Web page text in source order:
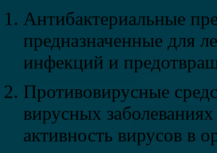
Антибактериальные
предназначенные для
инфекций и
Противовирусные
вирусных
активность вирусов в